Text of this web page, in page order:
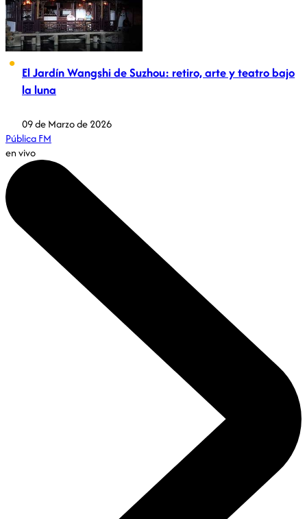
El Jardín Wangshi de Suzhou: retiro, arte y teatro bajo
la luna
09 de Marzo de 2026
Pública FM
en vivo